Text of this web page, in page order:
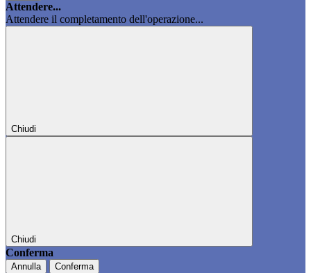
Attendere...
Attendere il completamento dell'operazione...
Chiudi
Chiudi
Conferma
Annulla Conferma